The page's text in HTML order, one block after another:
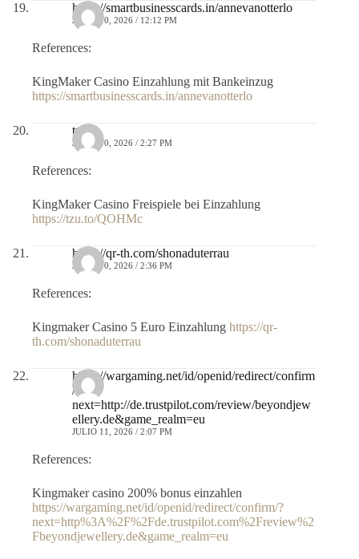
https://smartbusinesscards.in/annevanotterlo
JULIO 10, 2026 / 12:12 PM
References:
KingMaker Casino Einzahlung mit Bankeinzug
https://smartbusinesscards.in/annevanotterlo
tzu.to
JULIO 10, 2026 / 2:27 PM
References:
KingMaker Casino Freispiele bei Einzahlung
https://tzu.to/QOHMc
https://qr-th.com/shonaduterrau
JULIO 10, 2026 / 2:36 PM
References:
Kingmaker Casino 5 Euro Einzahlung https://qr-
th.com/shonaduterrau
https://wargaming.net/id/openid/redirect/confirm
/?
next=http://de.trustpilot.com/review/beyondjew
ellery.de&game_realm=eu
JULIO 11, 2026 / 2:07 PM
References:
Kingmaker casino 200% bonus einzahlen
https://wargaming.net/id/openid/redirect/confirm/?
next=http%3A%2F%2Fde.trustpilot.com%2Freview%2
Fbeyondjewellery.de&game_realm=eu